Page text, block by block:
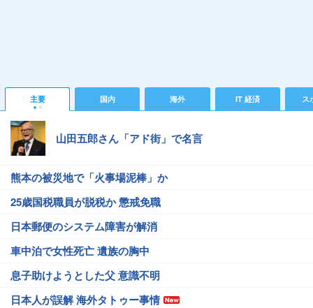
主要 国内 海外 IT 経済 ス
山田五郎さん「アド街」で名言
熊本の被災地で「火事場泥棒」か
25歳国税職員が脱税か 懲戒免職
日本郵便のシステム障害が解消
車中泊で女性死亡 遺族の胸中
息子助けようとした父 意識不明
日本人が誤解 海外タトゥー事情